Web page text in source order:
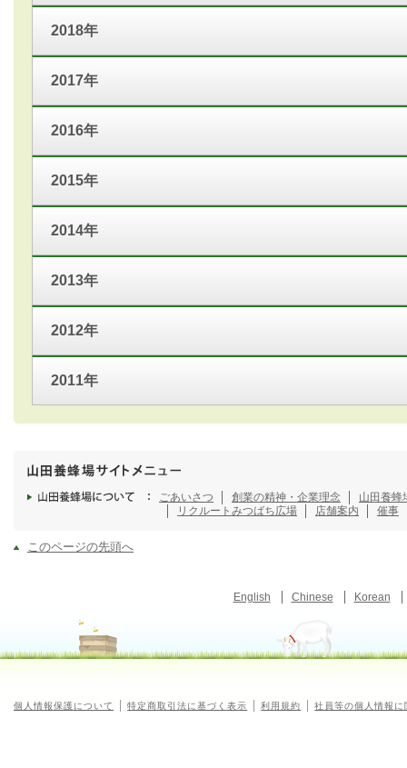
2018年
2017年
2016年
2015年
2014年
2013年
2012年
2011年
ごあいさつ 創業の精神・企業理念
山田養蜂
リクルート みつばち広場 店舗案内 催事
このページの先頭へ
English Chinese Korean
個人情報保護について 特定商取引法に基づく表示 利用規約 社員等の個人情報